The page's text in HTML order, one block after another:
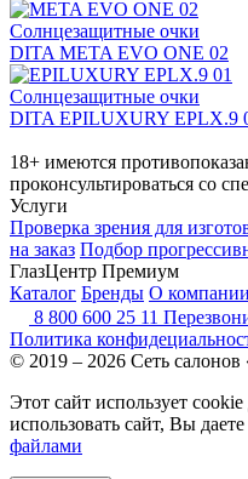
Солнцезащитные очки
DITA META EVO ONE 02
Солнцезащитные очки
DITA EPILUXURY EPLX.9
18+ имеются
проконсультироваться со
Услуги
Проверка зрения для
на заказ Подбор
ГлазЦентр Премиум
Каталог Бренды О компании
8 800 600 25 11
Политика
© 2019 – 2026 Сеть
Этот сайт использует
использовать сайт, Вы даете
файлами